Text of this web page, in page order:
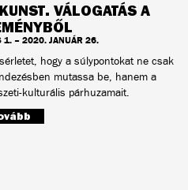
VÁLOGATÁS A
1. – 2020. JANUÁR 26.
hogy a súlypontokat ne csak
mutassa be, hanem a
kulturális párhuzamait.